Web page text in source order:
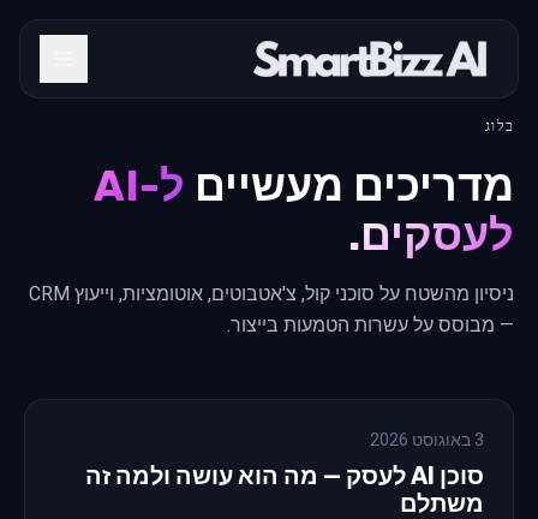
בלוג
מדריכים מעשיים
ל-AI
לעסקים.
ניסיון מהשטח על סוכני קול, צ'אטבוטים, אוטומציות, וייעוץ CRM
— מבוסס על עשרות הטמעות בייצור.
3 באוגוסט 2026
סוכן AI לעסק — מה הוא עושה ולמה זה
משתלם